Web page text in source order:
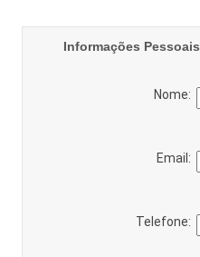
Informações Pessoais
Nome:
Email:
Telefone: